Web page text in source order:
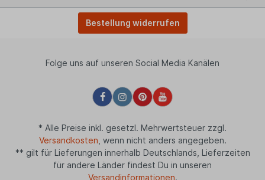
Bestellung widerrufen
Folge uns auf unseren Social Media Kanälen
* Alle Preise inkl. gesetzl. Mehrwertsteuer zzgl.
Versandkosten , wenn nicht anders angegeben.
** gilt für Lieferungen innerhalb Deutschlands, Lieferzeiten
für andere Länder findest Du in unseren
Versandinformationen.